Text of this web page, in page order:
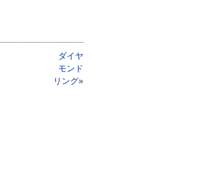
ダイヤ
モンド
リング»